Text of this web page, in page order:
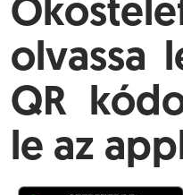
olvassa
QR
le az